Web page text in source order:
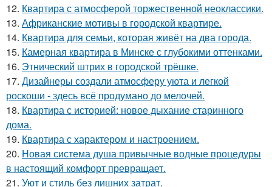
12. Квартира с атмосферой торжественной неоклассики.
13. Африканские мотивы в городской квартире.
14. Квартира для семьи, которая живёт на два города.
15. Камерная квартира в Минске с глубокими оттенками.
16. Этнический штрих в городской трёшке.
17. Дизайнеры создали атмосферу уюта и легкой
роскоши - здесь всё продумано до мелочей.
18. Квартира с историей: новое дыхание старинного
дома.
19. Квартира с характером и настроением.
20. Новая система душа привычные водные процедуры
в настоящий комфорт превращает.
21. Уют и стиль без лишних затрат.